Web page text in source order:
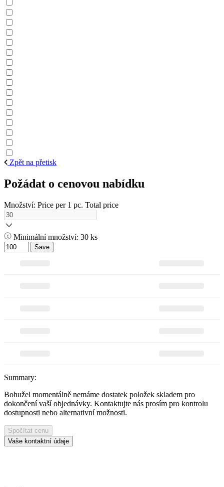
Zpět na přetisk
Požádat o cenovou nabídku
Množství: Price per 1 pc. Total price
Minimální množství: 30 ks
Save
Summary:
Bohužel momentálně nemáme dostatek položek skladem pro
dokončení vaší objednávky. Kontaktujte nás prosím pro kontrolu
dostupnosti nebo alternativní možnosti.
Spočítat cenu
Vaše kontaktní údaje